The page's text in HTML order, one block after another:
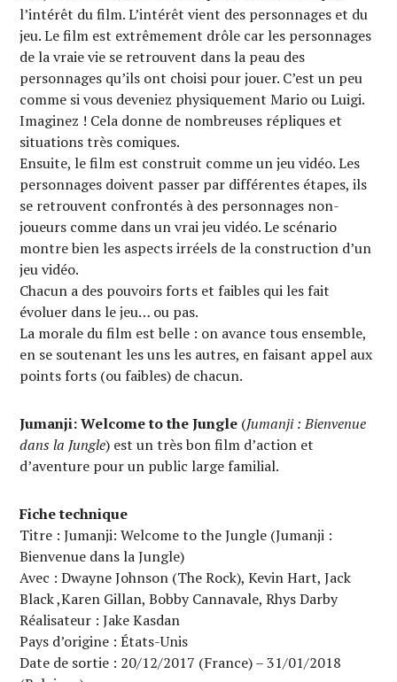
l’intérêt du film. L’intérêt vient des personnages et du
jeu. Le film est extrêmement drôle car les personnages
de la vraie vie se retrouvent dans la peau des
personnages qu’ils ont choisi pour jouer. C’est un peu
comme si vous deveniez physiquement Mario ou Luigi.
Imaginez ! Cela donne de nombreuses répliques et
situations très comiques.
Ensuite, le film est construit comme un jeu vidéo. Les
personnages doivent passer par différentes étapes, ils
se retrouvent confrontés à des personnages non-
joueurs comme dans un vrai jeu vidéo. Le scénario
montre bien les aspects irréels de la construction d’un
jeu vidéo.
Chacun a des pouvoirs forts et faibles qui les fait
évoluer dans le jeu… ou pas.
La morale du film est belle : on avance tous ensemble,
en se soutenant les uns les autres, en faisant appel aux
points forts (ou faibles) de chacun.
Jumanji: Welcome to the Jungle (Jumanji : Bienvenue
dans la Jungle) est un très bon film d’action et
d’aventure pour un public large familial.
Fiche technique
Titre : Jumanji: Welcome to the Jungle (Jumanji :
Bienvenue dans la Jungle)
Avec : Dwayne Johnson (The Rock), Kevin Hart, Jack
Black ,Karen Gillan, Bobby Cannavale, Rhys Darby
Réalisateur : Jake Kasdan
Pays d’origine : États-Unis
Date de sortie : 20/12/2017 (France) – 31/01/2018